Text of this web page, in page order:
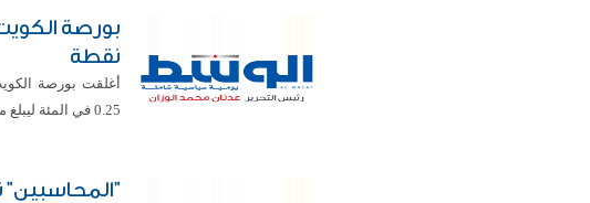
نقطة
0.25 في المئة ليبلغ مستوى 8659.27 نقطة. ...
"المحاسبين"